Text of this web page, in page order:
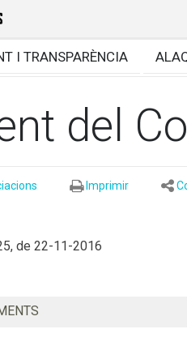
I TRANSPARÈNCIA
del
Imprimir
de 22-11-2016